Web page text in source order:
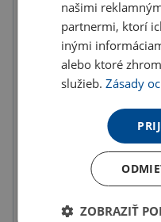
Osobný odber
našimi
partnermi, ktorí
inými
alebo ktoré
služieb.Zásady
ZOBRAZIŤ